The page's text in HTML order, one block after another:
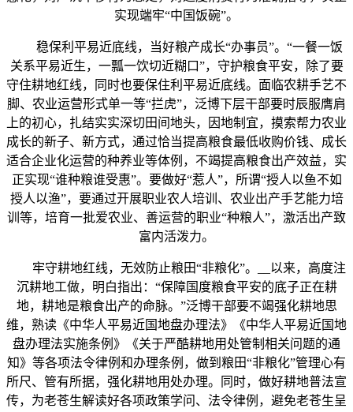
实现端牢“中国饭碗”。
稳保利平易近底线，当好粮产成长“办事员”。“一餐一饭
关系平易近生，一瓢一饮切近糊口”，守护粮食平安，除了要
守住耕地红线，同时也要保住利平易近底线。面临农耕手艺不
脚、农业运营形式单一等“拦虎”，泛博下层干部要时辰服膺肩
上的初心，扎结实实深切田间地头，因地制宜，摸索帮力农业
成长的新子、新方式，通过恰当提高粮食最低收购价钱、成长
适合企业化运营的种养业等体例，不竭提高粮食出产效益，实
正实现“谁种粮谁受惠”。要做好“惹人”，所谓“授人以鱼不如
授人以渔”，要通过开展职业农人培训、农业出产手艺能力培
训等，培育一批爱农业、善运营的职业“种粮人”，激活出产致
富内活泼力。
牢守耕地红线，无效防止粮田“非粮化”。__以来，高度注
沉耕地工做，明白指出：“保障国度粮食平安的底子正在耕
地，耕地是粮食出产的命脉。”泛博干部要不竭强化耕地思
维，熟读《中华人平易近国地盘办理法》《中华人平易近国地
盘办理法实施条例》《关于严酷耕地用处管制相关问题的通
知》等各项法令律例和办理条例，做到粮田“非粮化”管理心有
所尺、管有所据，强化耕地用处办理。同时，做好耕地普法宣
传，为老苍生解读好各项政策学问、法令律例，避免老苍生呈